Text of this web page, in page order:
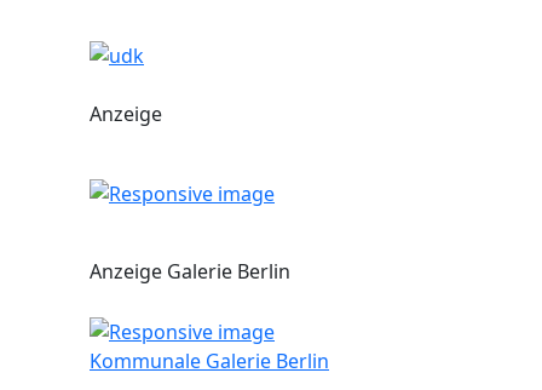
Anzeige
Anzeige Galerie Berlin
Kommunale Galerie Berlin